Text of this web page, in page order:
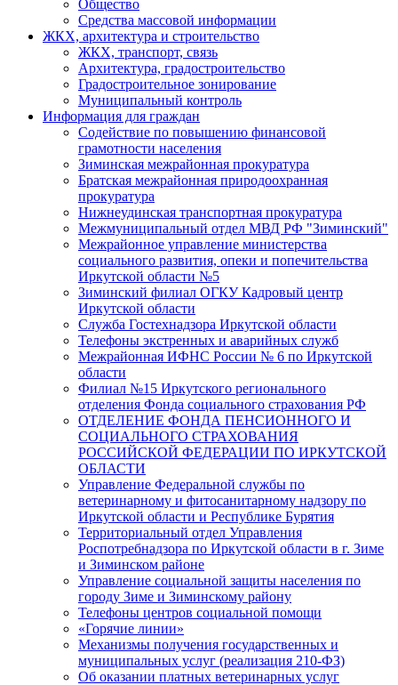
Общество
Средства массовой информации
ЖКХ, архитектура и строительство
ЖКХ, транспорт, связь
Архитектура, градостроительство
Градостроительное зонирование
Муниципальный контроль
Информация для граждан
Содействие по повышению финансовой
грамотности населения
Зиминская межрайонная прокуратура
Братская межрайонная природоохранная
прокуратура
Нижнеудинская транспортная прокуратура
Межмуниципальный отдел МВД РФ "Зиминский"
Межрайонное управление министерства
социального развития, опеки и попечительства
Иркутской области №5
Зиминский филиал ОГКУ Кадровый центр
Иркутской области
Служба Гостехнадзора Иркутской области
Телефоны экстренных и аварийных служб
Межрайонная ИФНС России № 6 по Иркутской
области
Филиал №15 Иркутского регионального
отделения Фонда социального страхования РФ
ОТДЕЛЕНИЕ ФОНДА ПЕНСИОННОГО И
СОЦИАЛЬНОГО СТРАХОВАНИЯ
РОССИЙСКОЙ ФЕДЕРАЦИИ ПО ИРКУТСКОЙ
ОБЛАСТИ
Управление Федеральной службы по
ветеринарному и фитосанитарному надзору по
Иркутской области и Республике Бурятия
Территориальный отдел Управления
Роспотребнадзора по Иркутской области в г. Зиме
и Зиминском районе
Управление социальной защиты населения по
городу Зиме и Зиминскому району
Телефоны центров социальной помощи
«Горячие линии»
Механизмы получения государственных и
муниципальных услуг (реализация 210-ФЗ)
Об оказании платных ветеринарных услуг